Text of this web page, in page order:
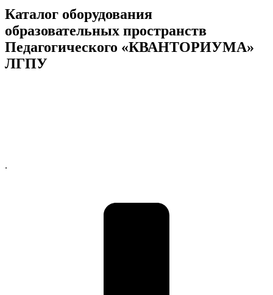
Каталог оборудования
образовательных пространств
Педагогического «КВАНТОРИУМА»
ЛГПУ
.